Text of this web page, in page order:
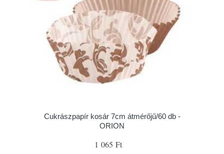
Cukrászpapír kosár 7cm átmérőjű/60 db -
ORION
1 065 Ft